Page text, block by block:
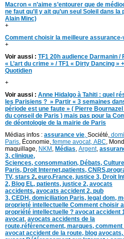
Macron « n’aime s’entourer que de
ne faut qu’il y ait qu’un seul Soleil dans la
Alain Minc)
+
Comment choisir la meilleure assurance-
+
Voir aussi : TF1 20h audience Darmanin /
« L’art du crime » / TF1 « Dirty Dancing »
Quotidien
+
Voir aussi : Anne Hidalgo à Tahiti : quel
les Parisiens ? » Partir « 3 semaines
période est une faute » ( Pierre
du conseil de Paris ) mais pas pour la
de déontologie de la mairie de Paris
Médias infos : assurance vie Société,
Paris , Économie, femme avocat, ABC ,
maquillage, NKM Médias Argent,
3, clinique,
Sciences, consommation, Débats,
Paris, Droit Internet,patients,
TV, stars 2, euro,France, justice 3, Droit
2, Blog EL, patients, justice 2, avocats
accidents, avocats accident 2, pub
3, CEDH, domiciliation Paris, legal dom,
proprieté intellectuelle Comment choisir
propriété intellectuelle ? avocat accident
avocat avocats accidents de la
route,référencement, marques,
avocat accident de la route, blog avocats,